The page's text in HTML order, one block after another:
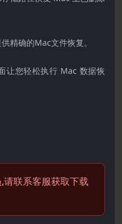
精确的Mac文件恢复。
让您轻松执行 Mac 数据恢
联系客服获取下载